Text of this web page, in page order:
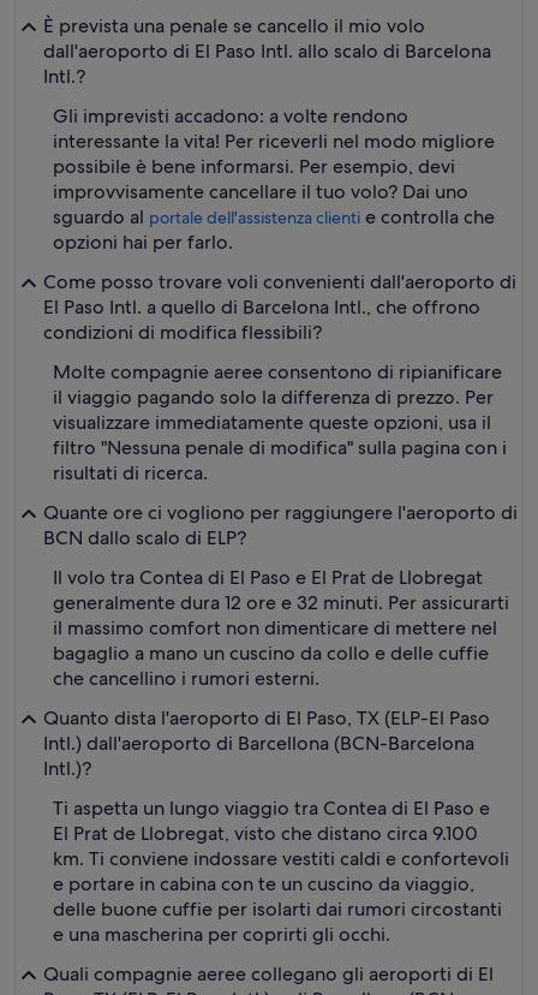
È prevista una penale se cancello il mio volo
dall'aeroporto di El Paso Intl. allo scalo di Barcelona
Intl.?
Gli imprevisti accadono: a volte rendono
interessante la vita! Per riceverli nel modo migliore
possibile è bene informarsi. Per esempio, devi
improvvisamente cancellare il tuo volo? Dai uno
sguardo al portale dell'assistenza clienti e controlla che
opzioni hai per farlo.
Come posso trovare voli convenienti dall'aeroporto di
El Paso Intl. a quello di Barcelona Intl., che offrono
condizioni di modifica flessibili?
Molte compagnie aeree consentono di ripianificare
il viaggio pagando solo la differenza di prezzo. Per
visualizzare immediatamente queste opzioni, usa il
filtro "Nessuna penale di modifica" sulla pagina con i
risultati di ricerca.
Quante ore ci vogliono per raggiungere l'aeroporto di
BCN dallo scalo di ELP?
Il volo tra Contea di El Paso e El Prat de Llobregat
generalmente dura 12 ore e 32 minuti. Per assicurarti
il massimo comfort non dimenticare di mettere nel
bagaglio a mano un cuscino da collo e delle cuffie
che cancellino i rumori esterni.
Quanto dista l'aeroporto di El Paso, TX (ELP-El Paso
Intl.) dall'aeroporto di Barcellona (BCN-Barcelona
Intl.)?
Ti aspetta un lungo viaggio tra Contea di El Paso e
El Prat de Llobregat, visto che distano circa 9.100
km. Ti conviene indossare vestiti caldi e confortevoli
e portare in cabina con te un cuscino da viaggio,
delle buone cuffie per isolarti dai rumori circostanti
e una mascherina per coprirti gli occhi.
Quali compagnie aeree collegano gli aeroporti di El